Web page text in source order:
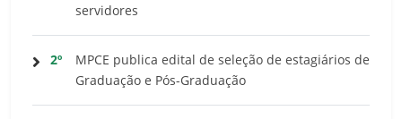
servidores
2º
MPCE publica edital de seleção de estagiários de
Graduação e Pós-Graduação